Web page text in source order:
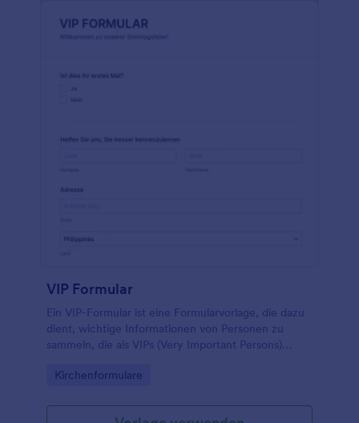
VIP Formular
Ein VIP-Formular ist eine Formularvorlage, die dazu
dient, wichtige Informationen von Personen zu
sammeln, die als VIPs (Very Important Persons)
sicheren Einreiseprozess zu gewährleisten.
Go to Category:
Kirchenformulare